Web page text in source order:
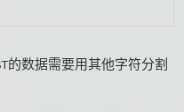
的数据需要用其他字符分割